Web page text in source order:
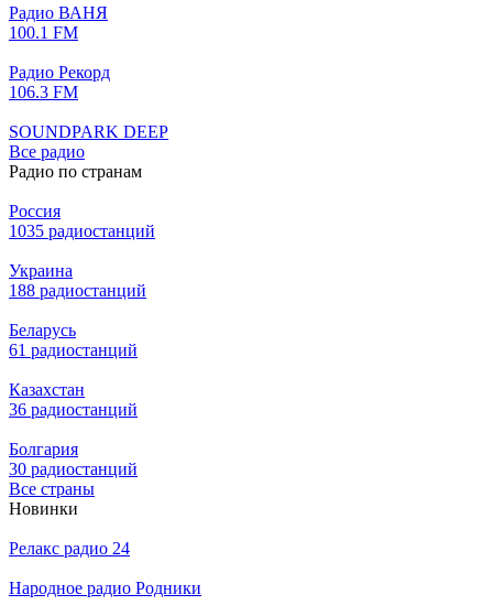
Радио ВАНЯ
100.1 FM
Радио Рекорд
106.3 FM
SOUNDPARK DEEP
Все радио
Радио по странам
Россия
1035 радиостанций
Украина
188 радиостанций
Беларусь
61 радиостанций
Казахстан
36 радиостанций
Болгария
30 радиостанций
Все страны
Новинки
Релакс радио 24
Народное радио Родники